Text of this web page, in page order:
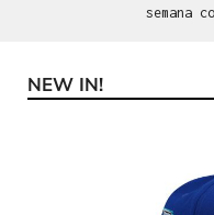
semana
Omitir la galería de
NEW IN!